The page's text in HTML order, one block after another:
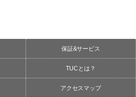
保証&サービス
TUCとは？
アクセスマップ